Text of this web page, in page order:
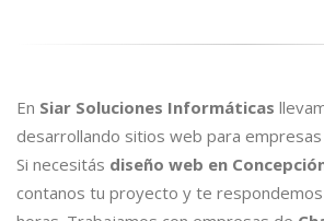
En Siar Soluciones Informáticas
desarrollando sitios web para
Si necesitás diseño web en
contanos tu proyecto y te